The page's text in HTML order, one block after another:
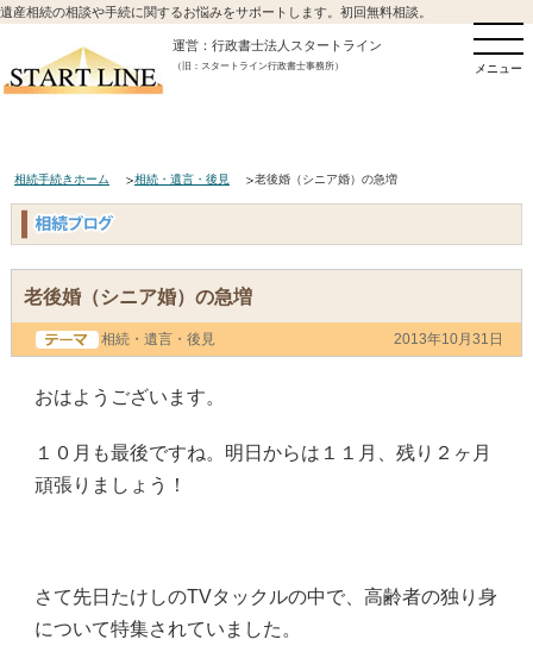
遺産相続の相談や手続に関するお悩みをサポートします。初回無料相談。
運営：行政書士法人スタートライン
（旧：スタートライン行政書士事務所） メニュー
相続手続きホーム 相続・遺言・後見 老後婚（シニア婚）の急増
老後婚（シニア婚）の急増
相続・遺言・後見 2013年10月31日
おはようございます。
１０月も最後ですね。明日からは１１月、残り２ヶ月
頑張りましょう！
さて先日たけしのTVタックルの中で、高齢者の独り身
について特集されていました。